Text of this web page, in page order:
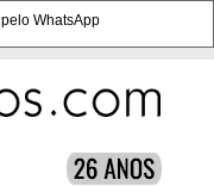
WhatsApp